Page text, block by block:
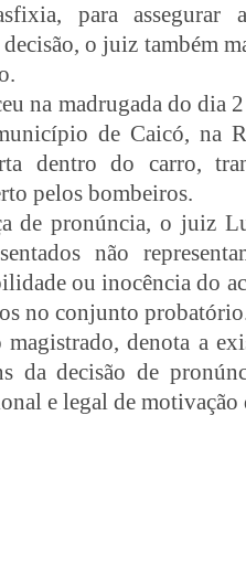
para
o juiz também
na madrugada do dia
de Caicó, na
dentro do carro,
pelos bombeiros.
de pronúncia, o juiz
não
ou inocência do
no conjunto
magistrado, denota a
da decisão de
e legal de